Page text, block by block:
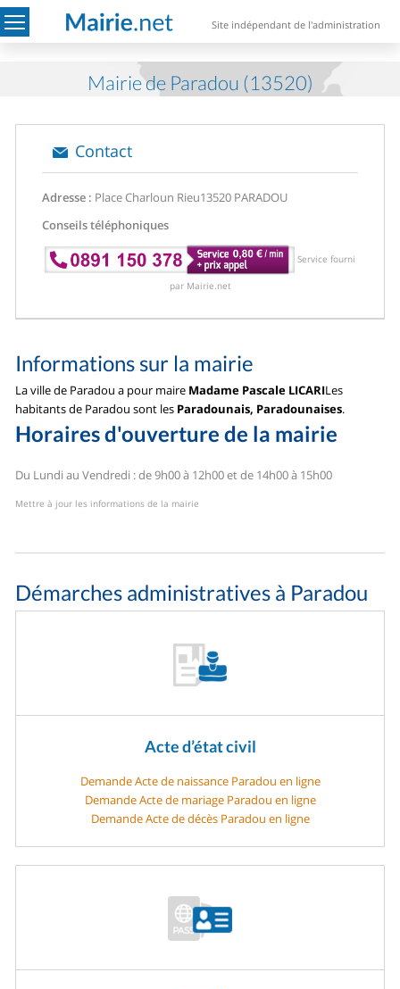
Site indépendant de l'administration
Mairie de Paradou (13520)
Contact
Adresse : Place Charloun Rieu13520 PARADOU
Conseils téléphoniques
Service fourni
par Mairie.net
Informations sur la mairie
La ville de Paradou a pour maire Madame Pascale LICARILes
habitants de Paradou sont les Paradounais, Paradounaises.
Horaires d'ouverture de la mairie
Du Lundi au Vendredi : de 9h00 à 12h00 et de 14h00 à 15h00
Mettre à jour les informations de la mairie
Démarches administratives à Paradou
Acte d’état civil
Demande Acte de naissance Paradou en ligne
Demande Acte de mariage Paradou en ligne
Demande Acte de décès Paradou en ligne